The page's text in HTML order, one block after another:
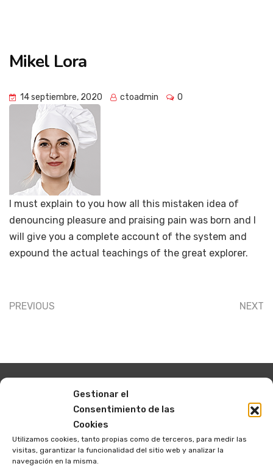
Gestionar el
Consentimiento de las
Cookies
Utilizamos cookies, tanto propias como de terceros, para medir las
visitas, garantizar la funcionalidad del sitio web y analizar la
navegación en la misma.
Mikel Lora
14 septiembre, 2020 ctoadmin 0
I must explain to you how all this mistaken idea of
denouncing pleasure and praising pain was born and I
will give you a complete account of the system and
expound the actual teachings of the great explorer.
PREVIOUS NEXT
ElCampus de Imagen cardíaca